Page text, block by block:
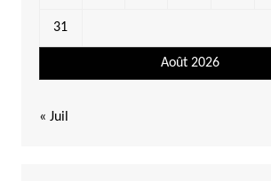
Août 2026
31
« Juil